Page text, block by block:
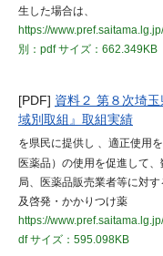
生した場合は、
https://
別：pdfサイズ：662.349KB
[PDF] 資料２ 第８次埼
域別取組』取組実績
を県民に提供し 、適正使用
医薬品）の使用を促進して
局、医薬品販売業者等に対
及啓発・かかりつけ薬
https://
dfサイズ：595.098KB